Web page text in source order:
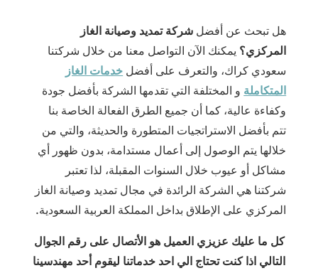
هل تبحث عن أفضل شركة تمديد وصيانة الغاز
المركزي؟ يمكنك الآن التواصل معنا من خلال شركتنا
سعودي كراك، والتعرف على أفضل خدمات الغاز
المتكاملة و المختلفة التي تقدمها الشركة بأفضل جودة
وكفاءة عالية، كما أن جميع الطرق الفعالة الخاصة بنا
تتم بأفضل الاستراتجيات المتطورة والحديثة، والتي من
خلالها يتم الوصول إلى أعمال مستدامة، بدون ظهور أي
مشاكل أو عيوب خلال السنوات المقبلة، لذا تعتبر
شركتنا هي الشركة الرائدة في مجال تمديد وصيانة الغاز
المركزي على الإطلاق بداخل المملكة العربية السعودية.
كل ما عليك عزيزي العميل هو الأتصال على رقم الجوال
التالي اذا كنت تحتاج الي احد خدماتنا ليقوم أحد مهندسينا